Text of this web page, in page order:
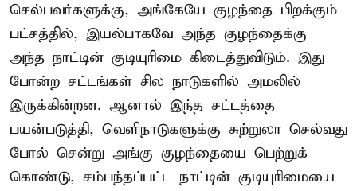
செல்பவர்களுக்கு, அங்கேயே குழந்தை பிறக்கும்
பட்சத்தில், இயல்பாகவே அந்த குழந்தைக்கு
அந்த நாட்டின் குடியுரிமை கிடைத்துவிடும். இது
போன்ற சட்டங்கள் சில நாடுகளில் அமலில்
இருக்கின்றன. ஆனால் இந்த சட்டத்தை
பயன்படுத்தி, வெளிநாடுகளுக்கு சுற்றுலா செல்வது
போல் சென்று அங்கு குழந்தையை பெற்றுக்
கொண்டு, சம்பந்தப்பட்ட நாட்டின் குடியுரிமையை